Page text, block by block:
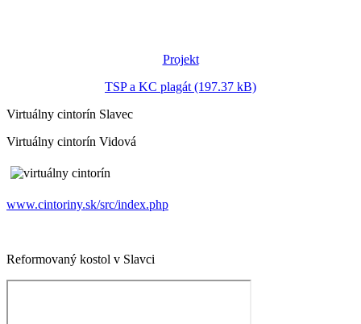
Projekt
TSP a KC plagát (197.37 kB)
Virtuálny cintorín Slavec
Virtuálny cintorín Vidová
www.cintoriny.sk/src/index.php
Reformovaný kostol v Slavci